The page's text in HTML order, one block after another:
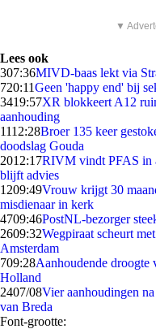
▼
Lees ook
307:36MIVD-baas lekt via
720:11Geen 'happy end' bij
3419:57XR blokkeert A12
aanhouding
1112:28Broer 135 keer
doodslag Gouda
2012:17RIVM vindt PFAS in
blijft advies
1209:49Vrouw krijgt 30
misdienaar in kerk
4709:46PostNL-bezorger
2609:32Wegpiraat scheurt
Amsterdam
709:28Aanhoudende droogte
Holland
2407/08Vier aanhoudingen
van Breda
Font-grootte: